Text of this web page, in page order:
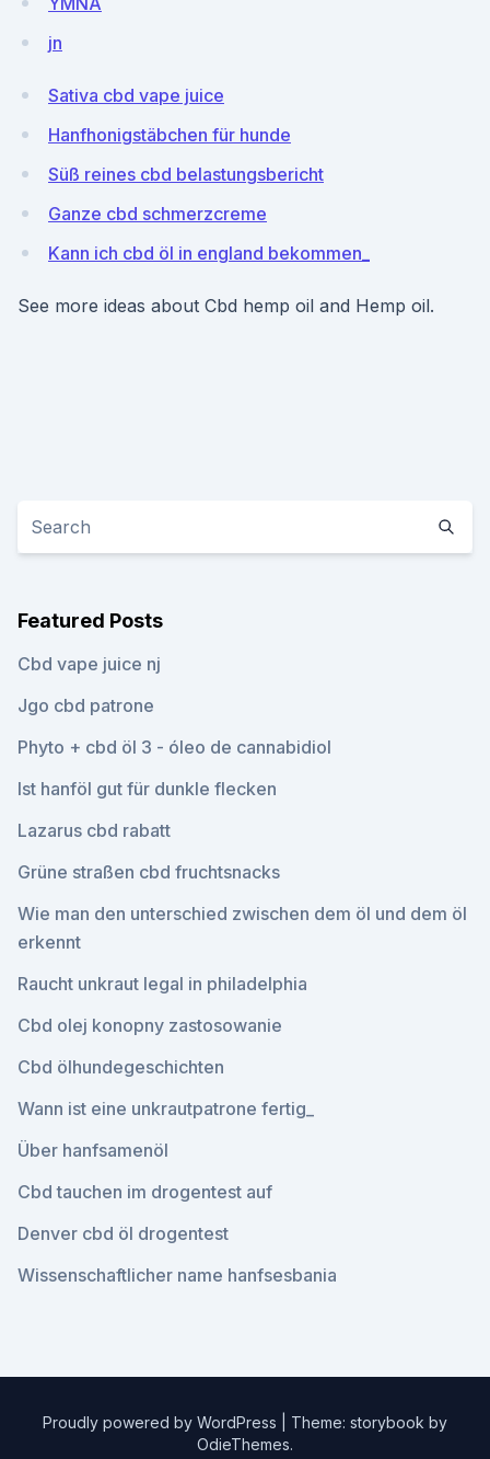
jn
Sativa cbd vape juice
Hanfhonigstäbchen für hunde
Süß reines cbd belastungsbericht
Ganze cbd schmerzcreme
Kann ich cbd öl in england bekommen_
See more ideas about Cbd hemp oil and Hemp oil.
Featured Posts
Cbd vape juice nj
Jgo cbd patrone
Phyto + cbd öl 3 - óleo de cannabidiol
Ist hanföl gut für dunkle flecken
Lazarus cbd rabatt
Grüne straßen cbd fruchtsnacks
Wie man den unterschied zwischen dem öl und dem öl
erkennt
Raucht unkraut legal in philadelphia
Cbd olej konopny zastosowanie
Cbd ölhundegeschichten
Wann ist eine unkrautpatrone fertig_
Über hanfsamenöl
Cbd tauchen im drogentest auf
Denver cbd öl drogentest
Wissenschaftlicher name hanfsesbania
Proudly powered by WordPress
Theme: storybook by
OdieThemes.